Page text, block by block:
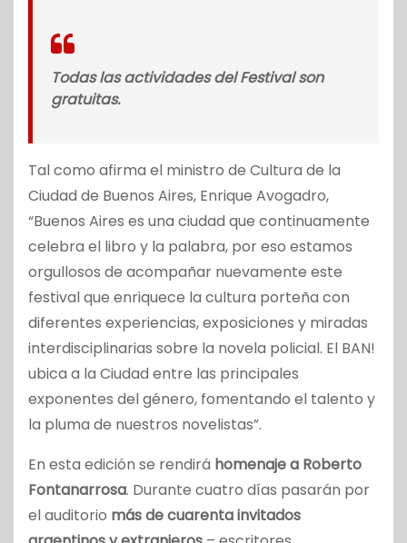
Todas las actividades del Festival son
gratuitas.
Tal como afirma el ministro de Cultura de la
Ciudad de Buenos Aires, Enrique Avogadro,
“Buenos Aires es una ciudad que continuamente
celebra el libro y la palabra, por eso estamos
orgullosos de acompañar nuevamente este
festival que enriquece la cultura porteña con
diferentes experiencias, exposiciones y miradas
interdisciplinarias sobre la novela policial. El BAN!
ubica a la Ciudad entre las principales
exponentes del género, fomentando el talento y
la pluma de nuestros novelistas”.
En esta edición se rendirá homenaje a Roberto
Fontanarrosa. Durante cuatro días pasarán por
el auditorio más de cuarenta invitados